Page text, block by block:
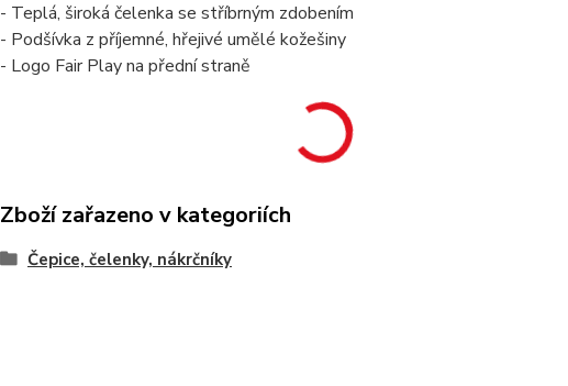
- Teplá, široká čelenka se stříbrným zdobením
- Podšívka z příjemné, hřejivé umělé kožešiny
- Logo Fair Play na přední straně
Zboží zařazeno v kategoriích
Čepice, čelenky, nákrčníky